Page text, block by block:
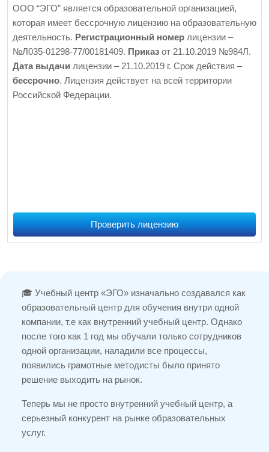
ООО “ЭГО” является образовательной организацией,
которая имеет бессрочную лицензию на образовательную
деятельность. Регистрационный номер лицензии –
№Л035-01298-77/00181409. Приказ от 21.10.2019 №984Л.
Дата выдачи лицензии – 21.10.2019 г. Срок действия –
бессрочно. Лицензия действует на всей территории
Российской Федерации.
Проверить лицензию
🎓 Учебный центр «ЭГО» изначально создавался как
образовательный центр для обучения внутри одной
компании, т.е как внутренний учебный центр. Однако
после того как 1 год мы обучали только сотрудников
одной организации, наладили все процессы,
появились грамотные методисты было принято
решение выходить на рынок.
Теперь мы не просто внутренний учебный центр, а
серьезный конкурент на рынке образовательных
услуг.